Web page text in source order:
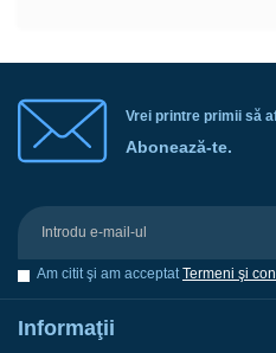
Vrei printre primii să
Abonează-te.
Am citit şi am acceptatTermeni şi
Informaţii